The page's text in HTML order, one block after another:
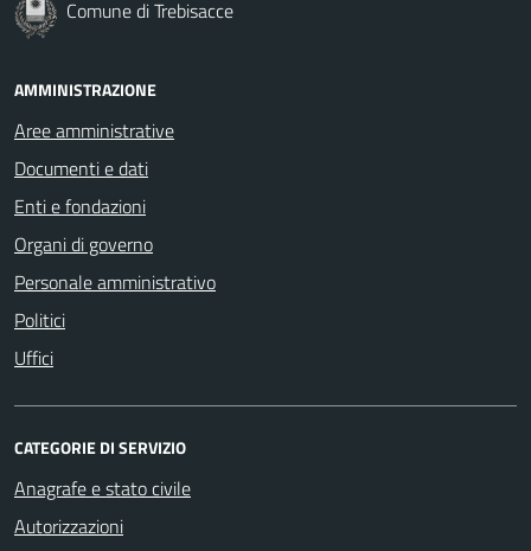
Comune di Trebisacce
AMMINISTRAZIONE
Aree amministrative
Documenti e dati
Enti e fondazioni
Organi di governo
Personale amministrativo
Politici
Uffici
CATEGORIE DI SERVIZIO
Anagrafe e stato civile
Autorizzazioni